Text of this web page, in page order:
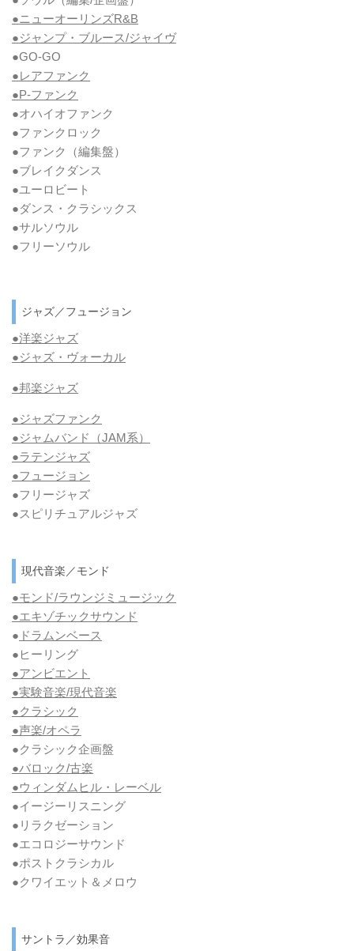
●ニューオーリンズR&B
●ジャンプ・ブルース/ジャイヴ
●GO-GO
●レアファンク
●P-ファンク
●オハイオファンク
●ファンクロック
●ファンク
（編集盤）
●ブレイクダンス
●ユーロビート
●ダンス・クラシックス
●サルソウル
●フリーソウル
ジャズ／フュージョン
●洋楽ジャズ
●ジャズ・ヴォーカル
●邦楽ジャズ
●ジャズファンク
●ジャムバンド（JAM系）
●ラテンジャズ
●フュージョン
●フリージャズ
●スピリチュアルジャズ
現代音楽／モンド
●モンド/ラウンジミュージック
●エキゾチックサウンド
● ドラムンベース
●ヒーリング
●アンビエント
●実験音楽/現代音楽
●クラシック
●声楽/オペラ
●クラシック企画盤
●バロック/古楽
●ウィンダムヒル・レーベル
●イージーリスニング
●リラクゼーション
●エコロジーサウンド
●ポストクラシカル
●クワイエット＆メロウ
サントラ／効果音